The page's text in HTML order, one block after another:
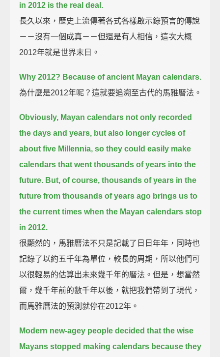
in 2012 is the real deal.
長久以來，歷史上流傳著各式各樣啟示錄預言的傳說
－－沒有一個成真－－但還是有人相信，這次大概
2012年就是世界末日。
Why 2012? Because of ancient Mayan calendars.
為什麼是2012年呢？這就要追溯至古代的馬雅曆法。
Obviously, Mayan calendars not only recorded
the days and years, but also longer cycles of
about five Millennia, so they could easily make
calendars that went thousands of years into the
future. But, of course, thousands of years in the
future from thousands of years ago brings us to
the current times when the Mayan calendars stop
in 2012.
很顯然的，馬雅曆法不只是記載了日日年年，同時也
記錄了以約五千年為單位，較長的周期，所以他們可
以很輕易的估算出未來幾千年的曆法。但是，想當然
爾，幾千年前的數千年以後，就把我們帶到了現代，
而馬雅曆法的預測就停在2012年。
Modern new-agey people decided that the wise
Mayans stopped making calendars because they